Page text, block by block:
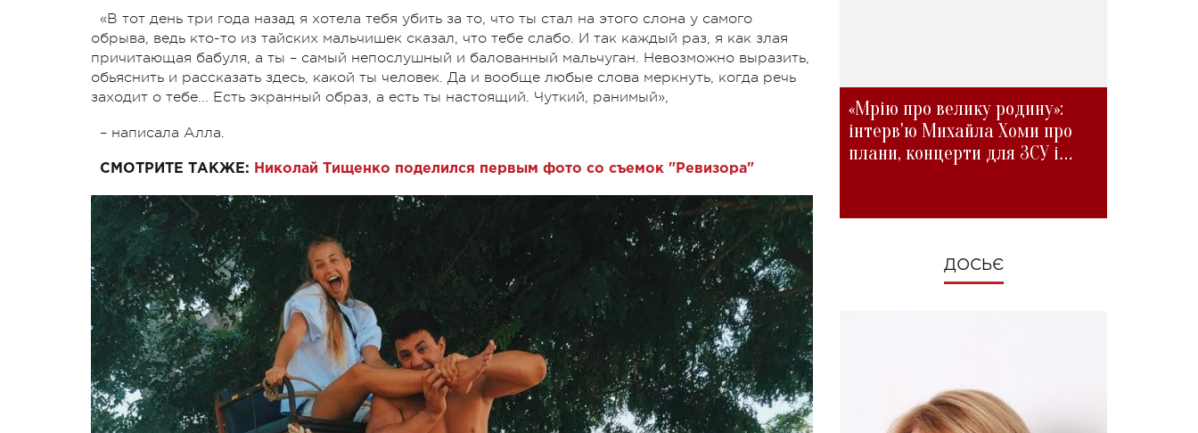
«В тот день три года назад я хотела тебя убить за то, что ты стал на этого слона у самого
обрыва, ведь кто-то из тайских мальчишек сказал, что тебе слабо. И так каждый раз, я как злая
причитающая бабуля, а ты – самый непослушный и балованный мальчуган. Невозможно выразить,
обьяснить и рассказать здесь, какой ты человек. Да и вообще любые слова меркнуть, когда речь
заходит о тебе... Есть экранный образ, а есть ты настоящий. Чуткий, ранимый»,
– написала Алла.
СМОТРИТЕ ТАКЖЕ: Николай Тищенко поделился первым фото со съемок "Ревизора"
«Мрію про велику родину»:
інтерв'ю Михайла Хоми про
плани, концерти для ЗСУ і
ДОСЬЄ